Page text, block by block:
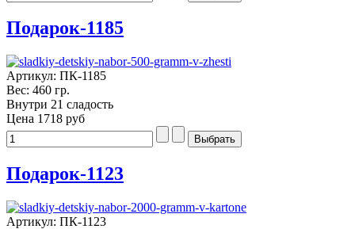
Подарок-1185
Артикул: ПК-1185
Вес: 460 гр.
Внутри 21 сладость
Цена 1718 руб
Подарок-1123
Артикул: ПК-1123